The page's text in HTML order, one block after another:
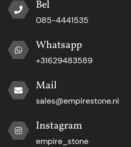
Bel
085-4441535
Whatsapp
+31629483589
Mail
sales@empirestone.nl
Instagram
empire_stone